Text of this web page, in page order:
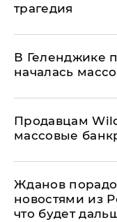
трагедия
В Геленджике
началась
Продавцам
массовые
Жданов
новостями из
что будет